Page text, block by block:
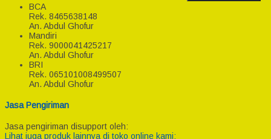
BCA
Rek. 8465638148
An. Abdul Ghofur
Mandiri
Rek. 9000041425217
An. Abdul Ghofur
BRI
Rek. 065101008499507
An. Abdul Ghofur
Jasa Pengiriman
Jasa pengiriman disupport oleh:
Lihat juga produk lainnya di toko online kami: